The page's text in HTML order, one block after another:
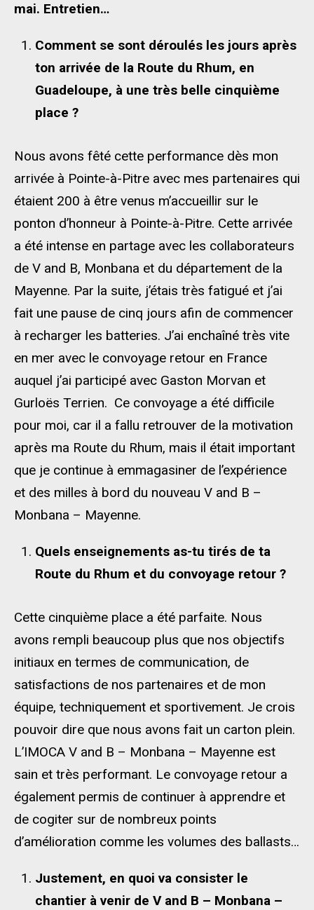
mai. Entretien…
Comment se sont déroulés les jours après
ton arrivée de la Route du Rhum, en
Guadeloupe, à une très belle cinquième
place ?
Nous avons fêté cette performance dès mon
arrivée à Pointe-à-Pitre avec mes partenaires qui
étaient 200 à être venus m’accueillir sur le
ponton d’honneur à Pointe-à-Pitre. Cette arrivée
a été intense en partage avec les collaborateurs
de V and B, Monbana et du département de la
Mayenne. Par la suite, j’étais très fatigué et j’ai
fait une pause de cinq jours afin de commencer
à recharger les batteries. J’ai enchaîné très vite
en mer avec le convoyage retour en France
auquel j’ai participé avec Gaston Morvan et
Gurloës Terrien. Ce convoyage a été difficile
pour moi, car il a fallu retrouver de la motivation
après ma Route du Rhum, mais il était important
que je continue à emmagasiner de l’expérience
et des milles à bord du nouveau V and B –
Monbana – Mayenne.
Quels enseignements as-tu tirés de ta
Route du Rhum et du convoyage retour ?
Cette cinquième place a été parfaite. Nous
avons rempli beaucoup plus que nos objectifs
initiaux en termes de communication, de
satisfactions de nos partenaires et de mon
équipe, techniquement et sportivement. Je crois
pouvoir dire que nous avons fait un carton plein.
L’IMOCA V and B – Monbana – Mayenne est
sain et très performant. Le convoyage retour a
également permis de continuer à apprendre et
de cogiter sur de nombreux points
d’amélioration comme les volumes des ballasts…
Justement, en quoi va consister le
chantier à venir de V and B – Monbana –